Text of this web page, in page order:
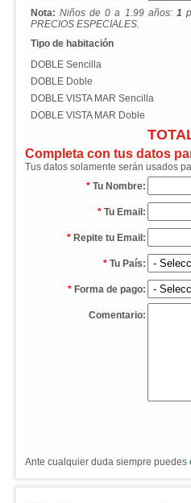
Nota: Niños de 0 a 1.99 años: 1
PRECIOS ESPECIALES.
Tipo de habitación
DOBLE Sencilla
DOBLE Doble
DOBLE VISTA MAR Sencilla
DOBLE VISTA MAR Doble
Completa con tus datos
Tus datos solamente serán usados
* Tu Nombre:
* Tu Email:
* Repite tu Email:
* Tu País:
* Forma de pago:
Comentario:
Ante cualquier duda siempre puedes